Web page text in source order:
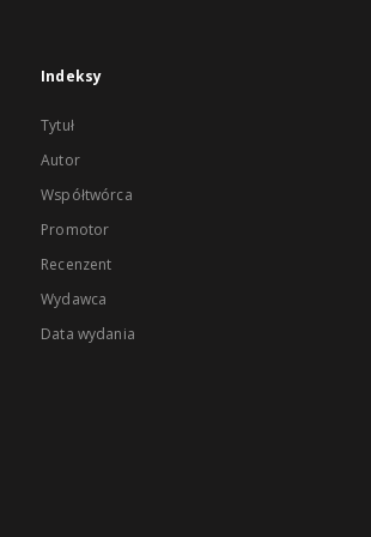
Indeksy
Tytuł
Autor
Współtwórca
Promotor
Recenzent
Wydawca
Data wydania